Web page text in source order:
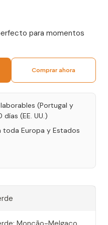
para momentos
Comprar ahora
(Portugal y
(EE. UU.)
toda Europa y Estados